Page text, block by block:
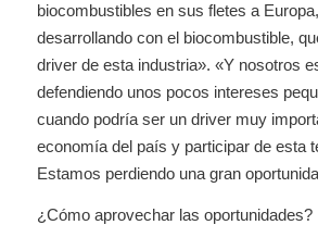
biocombustibles en sus fletes a
desarrollando con el biocombustible,
driver de esta industria». «Y nosotros
defendiendo unos pocos intereses
cuando podría ser un driver muy
economía del país y participar de esta
Estamos perdiendo una gran
¿Cómo aprovechar las oportunidades?